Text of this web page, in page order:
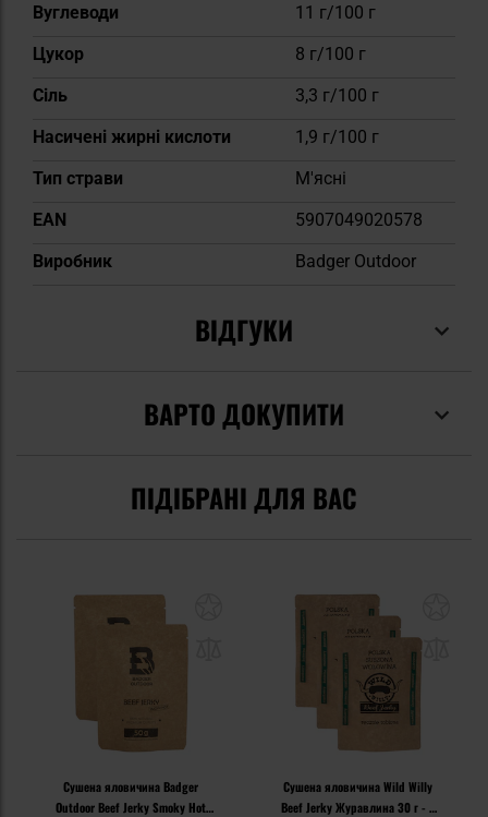
Вуглеводи
11 г/100 г
Цукор
8 г/100 г
Сіль
3,3 г/100 г
Насичені жирні кислоти
1,9 г/100 г
Тип страви
М'ясні
EAN
5907049020578
Виробник
Badger Outdoor
ВІДГУКИ
ВАРТО ДОКУПИТИ
ПІДІБРАНІ ДЛЯ ВАС
Сушена яловичина Badger
Outdoor Beef Jerky Smoky Hot
Сушена яловичина Wild Willy
Beef Jerky Журавлина 30 г - 3